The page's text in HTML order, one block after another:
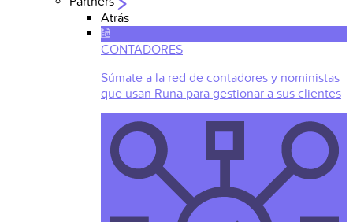
Atrás
CONTADORES
Súmate a la red de contadores y noministas
que usan Runa para gestionar a sus clientes